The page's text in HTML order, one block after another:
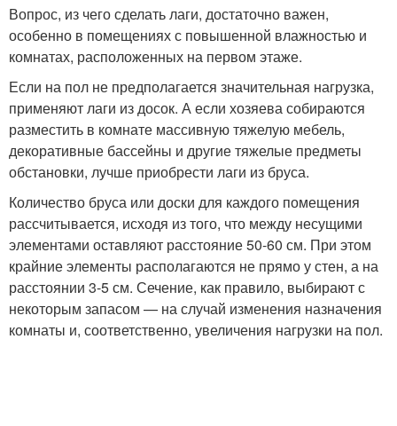
Вопрос, из чего сделать лаги, достаточно важен,
особенно в помещениях с повышенной влажностью и
комнатах, расположенных на первом этаже.
Если на пол не предполагается значительная нагрузка,
применяют лаги из досок. А если хозяева собираются
разместить в комнате массивную тяжелую мебель,
декоративные бассейны и другие тяжелые предметы
обстановки, лучше приобрести лаги из бруса.
Количество бруса или доски для каждого помещения
рассчитывается, исходя из того, что между несущими
элементами оставляют расстояние 50-60 см. При этом
крайние элементы располагаются не прямо у стен, а на
расстоянии 3-5 см. Сечение, как правило, выбирают с
некоторым запасом — на случай изменения назначения
комнаты и, соответственно, увеличения нагрузки на пол.